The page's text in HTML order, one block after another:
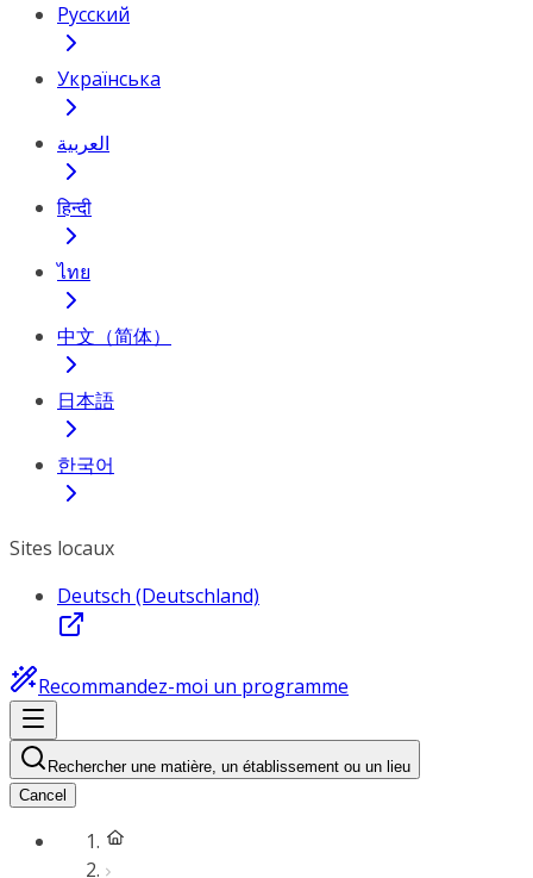
Русский
Українська
العربية
हिन्दी
ไทย
中文（简体）
日本語
한국어
Sites locaux
Deutsch (Deutschland)
Recommandez-moi un programme
Rechercher une matière, un établissement ou un lieu
Cancel